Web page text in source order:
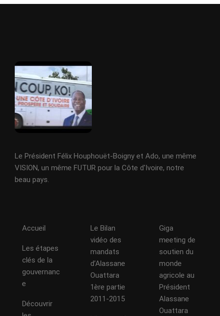
Le Président Félix Houphouët-Boigny et Ado, une même
VISION, un même FUTUR pour la Côte d'Ivoire, notre
beau pays.
Accueil
Les étapes
clés de la
gouvernanc
e
Découvrir
Le Bilan
vidéo des
mandats
d’Alassane
Ouattara
1ère partie
2011-2015
Giga
meeting de
soutien du
monde
agricole au
Président
Alassane
Ouattara